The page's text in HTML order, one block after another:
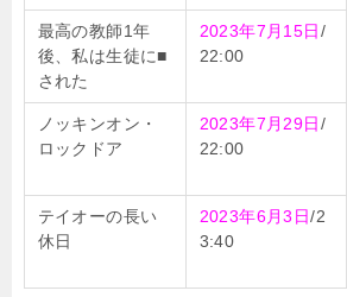
最高の教師1年
後、私は生徒に■
された
2023年7月15日/
22:00
ノッキンオン・
ロックドア
2023年7月29日/
22:00
テイオーの長い
休日
2023年6月3日/2
3:40